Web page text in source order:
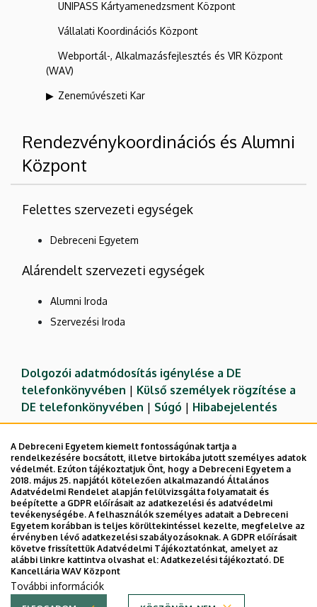
UNIPASS Kártyamenedzsment Központ
Vállalati Koordinációs Központ
Webportál-, Alkalmazásfejlesztés és VIR Központ
(WAV)
Zeneművészeti Kar
Rendezvénykoordinációs és Alumni
Központ
Felettes szervezeti egységek
Debreceni Egyetem
Alárendelt szervezeti egységek
Alumni Iroda
Szervezési Iroda
Dolgozói adatmódosítás igénylése a DE
telefonkönyvében | Külső személyek rögzítése a
DE telefonkönyvében | Súgó | Hibabejelentés
Adatvédelem
Adatvédelem
A Debreceni Egyetem kiemelt fontosságúnak tartja a
rendelkezésére bocsátott, illetve birtokába jutott személyes adatok
védelmét. Ezúton tájékoztatjuk Önt, hogy a Debreceni Egyetem a
2018. május 25. napjától kötelezően alkalmazandó Általános
Adatvédelmi Rendelet alapján felülvizsgálta folyamatait és
beépítette a GDPR előírásait az adatkezelési és adatvédelmi
tevékenységébe. A felhasználók személyes adatait a Debreceni
Egyetem korábban is teljes körültekintéssel kezelte, megfelelve az
érvényben lévő adatkezelési szabályozásoknak. A GDPR előírásait
követve frissítettük Adatvédelmi Tájékoztatónkat, amelyet az
alábbi linkre kattintva olvashat el: Adatkezelési tájékoztató. DE
Kancellária WAV Központ
További információk